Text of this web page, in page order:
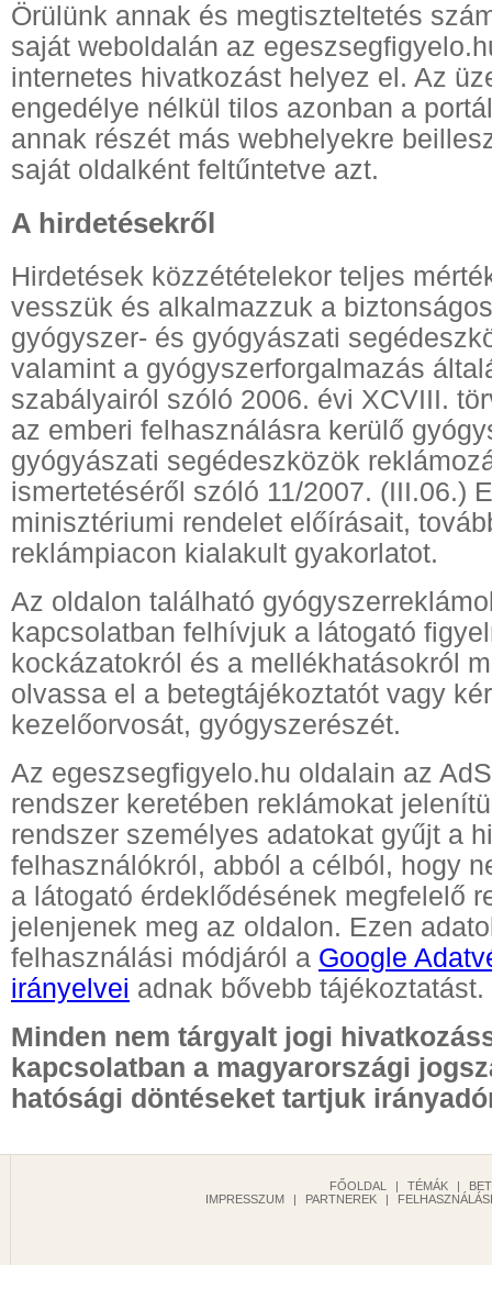
Örülünk annak és megtiszteltetés
saját weboldalán az
internetes hivatkozást helyez el. Az
engedélye nélkül tilos azonban a
annak részét más webhelyekre
saját oldalként feltűntetve azt.
A hirdetésekről
Hirdetések közzétételekor teljes
vesszük és alkalmazzuk a
gyógyszer- és gyógyászati
valamint a gyógyszerforgalmazás
szabályairól szóló 2006. évi XCVIII.
az emberi felhasználásra kerülő
gyógyászati segédeszközök
ismertetéséről szóló 11/2007. (III.06.)
minisztériumi rendelet előírásait,
reklámpiacon kialakult gyakorlatot.
Az oldalon található
kapcsolatban felhívjuk a látogató
kockázatokról és a mellékhatásokról
olvassa el a betegtájékoztatót vagy
kezelőorvosát, gyógyszerészét.
Az egeszsegfigyelo.hu oldalain az
rendszer keretében reklámokat
rendszer személyes adatokat gyűjt a
felhasználókról, abból a célból, hogy
a látogató érdeklődésének megfelelő
jelenjenek meg az oldalon. Ezen
felhasználási módjáról a Google
irányelvei adnak bővebb tájékoztatást.
Minden nem tárgyalt jogi
kapcsolatban a magyarországi
hatósági döntéseket tartjuk
FŐOLDAL | TÉMÁK |
IMPRESSZUM
| PARTNEREK |